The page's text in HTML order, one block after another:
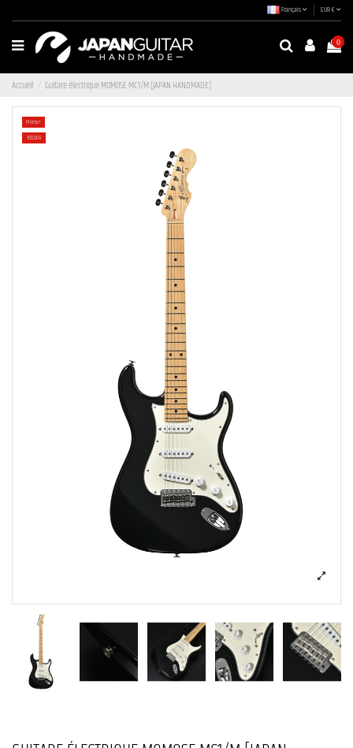
Français EUR €
0
Accueil Guitare électrique MOMOSE MC1/M [JAPAN HANDMADE]
Promo !
-100,00 €